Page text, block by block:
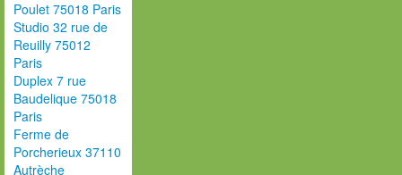
Poulet 75018 Paris
Studio 32 rue de
Reuilly 75012
Paris
Duplex 7 rue
Baudelique 75018
Paris
Ferme de
Porcherieux 37110
Autrèche